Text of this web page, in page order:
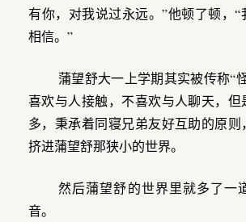
有你，对我说过永远。”他顿了顿，“
相信。”
蒲望舒大一上学期其实被传称“
喜欢与人接触，不喜欢与人聊天，
多，秉承着同寝兄弟友好互助的原则
挤进蒲望舒那狭小的世界。
然后蒲望舒的世界里就多了一
音。